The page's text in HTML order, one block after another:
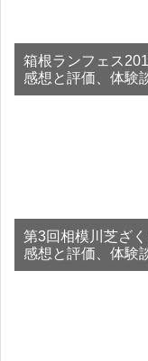
箱根ランフェス
感想と評価、体験
第3回相模川芝ざ
感想と評価、体験